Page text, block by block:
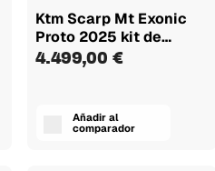
Ktm Scarp Mt Exonic
Proto 2025 kit de
cuadro...
4.499,00 €
Añadir al
comparador